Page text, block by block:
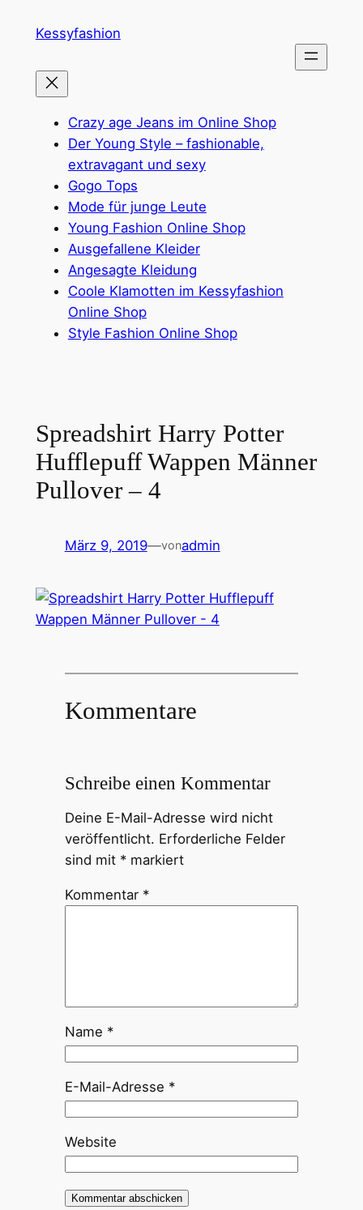
InhaltKessyfashion
Crazy age Jeans im Online Shop
Der Young Style – fashionable,
extravagant und sexy
Gogo Tops
Mode für junge Leute
Young Fashion Online Shop
Ausgefallene Kleider
Angesagte Kleidung
Coole Klamotten im Kessyfashion
Online Shop
Style Fashion Online Shop
Spreadshirt Harry Potter
Hufflepuff Wappen Männer
Pullover – 4
März 9, 2019—vonadmin
Kommentare
Schreibe einen Kommentar
Deine E-Mail-Adresse wird nicht
veröffentlicht. Erforderliche Felder
sind mit *markiert
Kommentar *
Name *
E-Mail-Adresse *
Website